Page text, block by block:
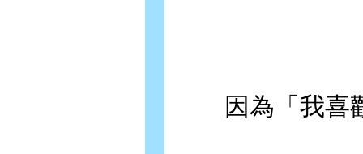
因為「我喜歡